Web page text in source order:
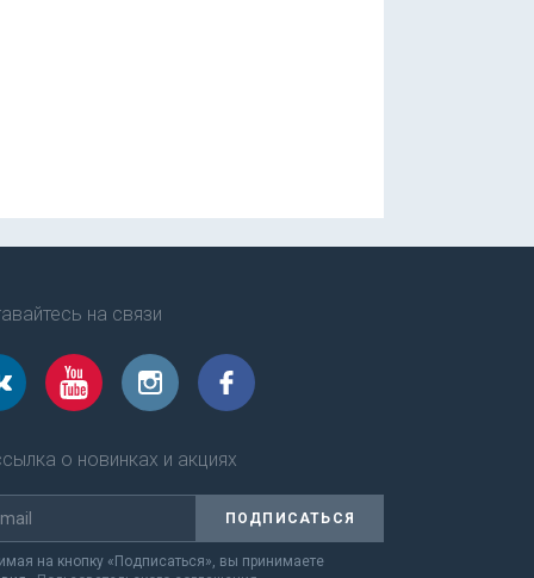
на связи
о новинках и акциях
ПОДПИСАТЬСЯ
на кнопку «Подписаться», вы принимаете